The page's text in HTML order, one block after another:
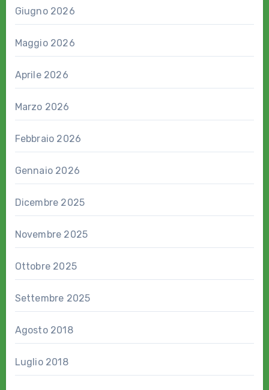
Giugno 2026
Maggio 2026
Aprile 2026
Marzo 2026
Febbraio 2026
Gennaio 2026
Dicembre 2025
Novembre 2025
Ottobre 2025
Settembre 2025
Agosto 2018
Luglio 2018